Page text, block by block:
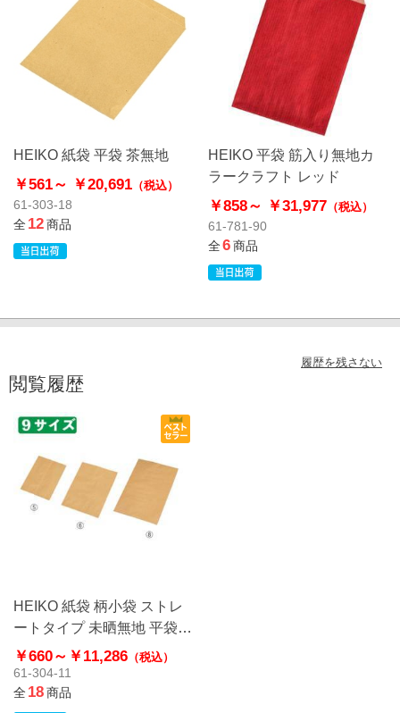
HEIKO 紙袋 平袋 茶無地
￥561～ ￥20,691 （税込）
61-303-18
全12商品
HEIKO 平袋 筋入り無地カ
ラークラフト レッド
￥858～ ￥31,977（税込）
61-781-90
全6商品
履歴を残さない
閲覧履歴
HEIKO 紙袋 柄小袋 ストレ
ートタイプ 未晒無地 平袋
クラフト
￥660～ ￥11,286 （税込）
61-304-11
全18商品